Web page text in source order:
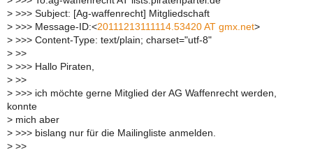
> >>> Subject: [Ag-waffenrecht] Mitgliedschaft
> >>> Message-ID:<20111213111114.53420 AT gmx.net>
> >>> Content-Type: text/plain; charset="utf-8"
> >>
> >>> Hallo Piraten,
> >>
> >>> ich möchte gerne Mitglied der AG Waffenrecht werden,
konnte
> mich aber
> >>> bislang nur für die Mailingliste anmelden.
> >>